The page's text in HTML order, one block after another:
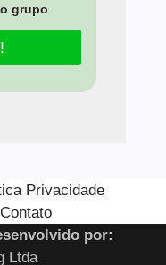
grupo
Privacidade
Contato
por:
Ltda